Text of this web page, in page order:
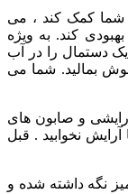
کمک کند ، می
کند. به ویژه
دستمال را در آب
آن را روی جوش بمالید. شما می
و صابون های
نخوابید . قبل
نگه داشته شده و